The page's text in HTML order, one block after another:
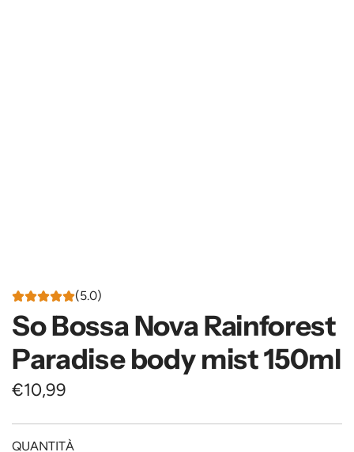
(5.0)
So Bossa Nova Rainforest
Paradise body mist 150ml
P
e
€10,99
QUANTITÀ